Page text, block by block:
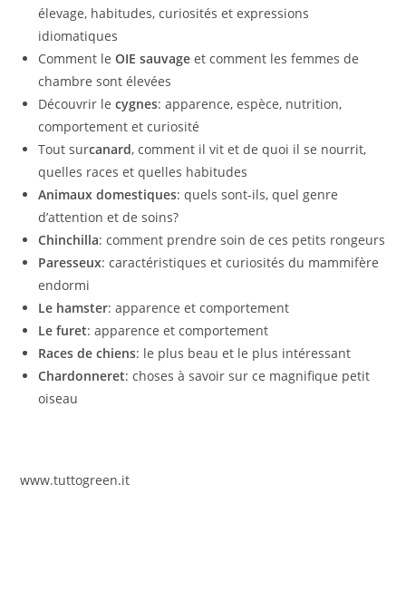
élevage, habitudes, curiosités et expressions
idiomatiques
Comment leOIE sauvage et comment les femmes de
chambre sont élevées
Découvrir lecygnes: apparence, espèce, nutrition,
comportement et curiosité
Tout surcanard, comment il vit et de quoi il se nourrit,
quelles races et quelles habitudes
Animaux domestiques: quels sont-ils, quel genre
d’attention et de soins?
Chinchilla: comment prendre soin de ces petits rongeurs
Paresseux: caractéristiques et curiosités du mammifère
endormi
Le hamster: apparence et comportement
Le furet: apparence et comportement
Races de chiens: le plus beau et le plus intéressant
Chardonneret: choses à savoir sur ce magnifique petit
oiseau
www.tuttogreen.it